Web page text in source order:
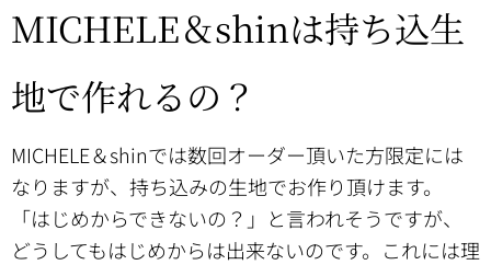
MICHELE＆shinは持ち込生
地で作れるの？
MICHELE＆shinでは数回オーダー頂いた方限定には
なりますが、持ち込みの生地でお作り頂けます。
「はじめからできないの？」と言われそうですが、
どうしてもはじめからは出来ないのです。これには理